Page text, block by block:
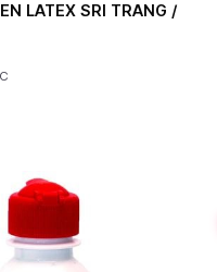
LATEX SRI TRANG /